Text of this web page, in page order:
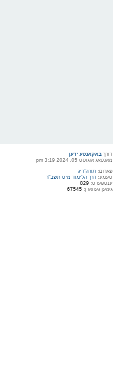
דורךבאקאנטע ידען
מאנטאג אוגוסט 05, 2024 3:19 pm
פארום:תורה'דיג
טעמע:דרך הלימוד מיט תשב''ר
ענטפערס: 829
געזען געווארן:67545